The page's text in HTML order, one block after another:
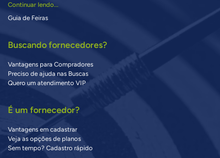
Continuar lendo...
Guia de Feiras
Buscando fornecedores?
Vantagens para Compradores
Preciso de ajuda nas Buscas
Quero um atendimento VIP
É um fornecedor?
Vantagens em cadastrar
Veja as opções de planos
Sem tempo? Cadastro rápido